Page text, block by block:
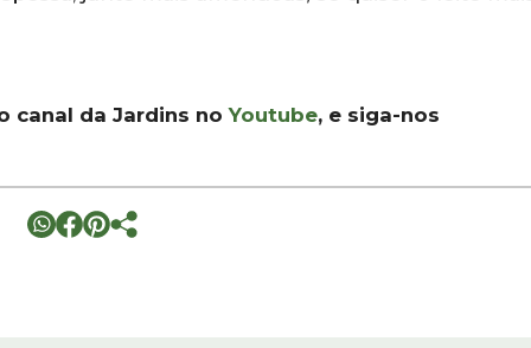
canal da Jardins noYoutube, e siga-nos